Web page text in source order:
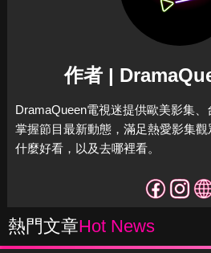
作者 |
DramaQueen電視迷提供歐美影集
掌握節目最新動態，滿足熱愛影集觀
什麼好看，以及去哪裡看。
熱門文章Hot News